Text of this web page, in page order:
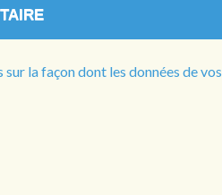
sur la façon dont les données de vos